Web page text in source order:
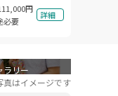
円
必要
詳細
ラリー
はイメージです